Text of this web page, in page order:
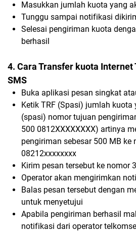
Masukkan jumlah kuota yang
Tunggu sampai notifikasi
Selesai pengiriman kuota
berhasil
4. Cara Transfer kuota Internet
SMS
Buka aplikasi pesan singkat
Ketik TRF (Spasi) jumlah kuota
(spasi) nomor tujuan
500 0812XXXXXXXX) artinya
pengiriman sebesar 500 MB ke
08212xxxxxxxx
Kirim pesan tersebut ke nomor
Operator akan mengirimkan
Balas pesan tersebut dengan
untuk menyetujui
Apabila pengiriman berhasil
notifikasi dari operator